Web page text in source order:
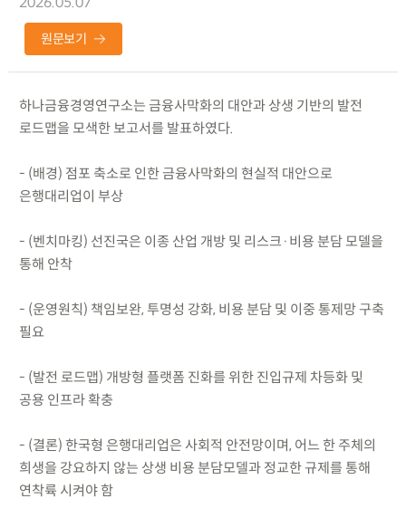
원문보기
하나금융경영연구소는 금융사막화의 대안과 상생 기반의 발전
로드맵을 모색한 보고서를 발표하였다.
- (배경) 점포 축소로 인한 금융사막화의 현실적 대안으로
은행대리업이 부상
- (벤치마킹) 선진국은 이종 산업 개방 및 리스크·비용 분담 모델을
통해 안착
- (운영원칙) 책임보완, 투명성 강화, 비용 분담 및 이중 통제망 구축
필요
- (발전 로드맵) 개방형 플랫폼 진화를 위한 진입규제 차등화 및
공용 인프라 확충
- (결론) 한국형 은행대리업은 사회적 안전망이며, 어느 한 주체의
희생을 강요하지 않는 상생 비용 분담모델과 정교한 규제를 통해
연착륙 시켜야 함